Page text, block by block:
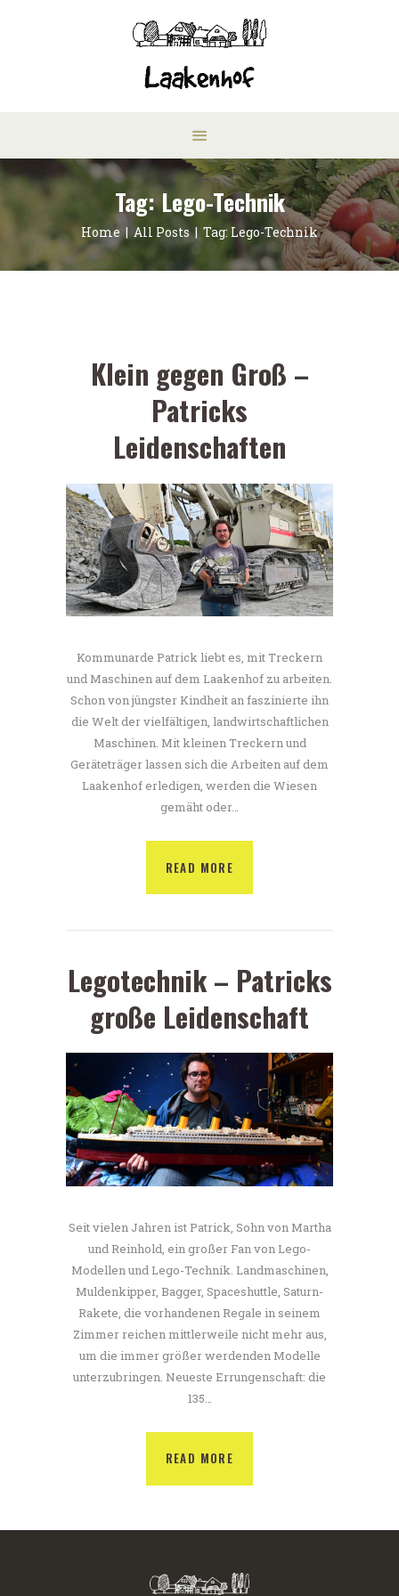
Tag: Lego-Technik
Home All Posts Tag: Lego-Technik
Klein gegen Groß –
Patricks
Leidenschaften
Kommunarde Patrick liebt es, mit Treckern
und Maschinen auf dem Laakenhof zu arbeiten.
Schon von jüngster Kindheit an faszinierte ihn
die Welt der vielfältigen, landwirtschaftlichen
Maschinen. Mit kleinen Treckern und
Geräteträger lassen sich die Arbeiten auf dem
Laakenhof erledigen, werden die Wiesen
gemäht oder…
READ MORE
Legotechnik – Patricks
große Leidenschaft
Seit vielen Jahren ist Patrick, Sohn von Martha
und Reinhold, ein großer Fan von Lego-
Modellen und Lego-Technik. Landmaschinen,
Muldenkipper, Bagger, Spaceshuttle, Saturn-
Rakete, die vorhandenen Regale in seinem
Zimmer reichen mittlerweile nicht mehr aus,
um die immer größer werdenden Modelle
unterzubringen. Neueste Errungenschaft: die
135…
READ MORE